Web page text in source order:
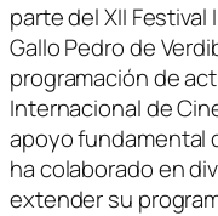
parte del XII
Gallo Pedro de
programación de
Internacional de
apoyo fundamental
ha colaborado en
extender su